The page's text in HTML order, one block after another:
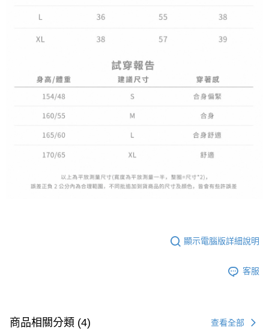
顯示電腦版詳細說明
客服
商品相關分類 (4) 查看全部